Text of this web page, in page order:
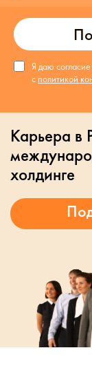
Я даю
с политикой
Карьера в
холдинге